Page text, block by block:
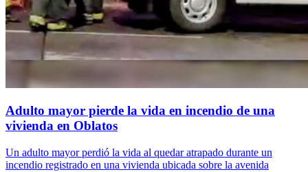
Adulto mayor pierde la vida en incendio de una
vivienda en Oblatos
Un adulto mayor perdió la vida al quedar atrapado durante un
incendio registrado en una vivienda ubicada sobre la avenida